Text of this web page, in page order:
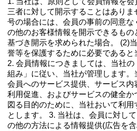
三者に対して開示することはあり
号の場合には、会員の事前の同意な
の他のお客様情報を開示できるもの
基づき開示を求められた場合。 (2)
誉等を保護するために必要であると
2. 会員情報につきましては、当社
組み」に従い、当社が管理します。
会員へのサービス提供、サービス
利用促進、およびサービスの健全か
図る目的のために、当社おいて利
とします。 3. 当社は、会員に対し
の他の方法による情報提供(広告を